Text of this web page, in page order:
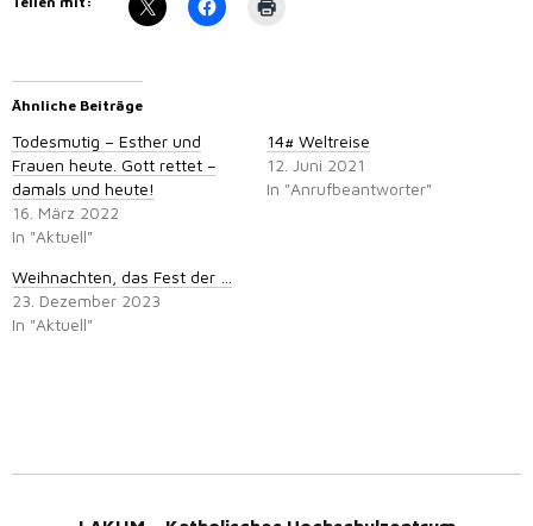
Ähnliche Beiträge
Todesmutig – Esther und
Frauen heute. Gott rettet –
damals und heute!
16. März 2022
In "Aktuell"
14# Weltreise
12. Juni 2021
In "Anrufbeantworter"
Weihnachten, das Fest der …
23. Dezember 2023
In "Aktuell"